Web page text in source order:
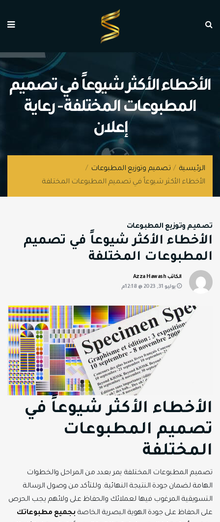
الأخطاء الأكثر شيوعاً في تصميم
المطبوعات المختلفة - رعاية
إعلان
الرئيسية / تصميم وتوزيع المطبوعات /
الأخطاء الأكثر شيوعاً في تصميم المطبوعات المختلفة
تصميم وتوزيع المطبوعات
الأخطاء الأكثر شيوعاً في تصميم
المطبوعات المختلفة
الكاتب Azza Hawash
يوليو 31, 2023 @ 12:18م
الأخطاء الأكثر شيوعاً في
تصميم المطبوعات
المختلفة
تصميم المطبوعات المختلفة يمر بعدد من المراحل والخطوات
الهامة لضمان جودة النتيجة النهائية. وللتأكد من وصول الرسالة
التسويقية المرغوب فيها لعملائك والحفاظ على ولائهم يجب الحرص
على الحفاظ على جودة الهوية البصرية الخاصة بجميع مطبوعاتك